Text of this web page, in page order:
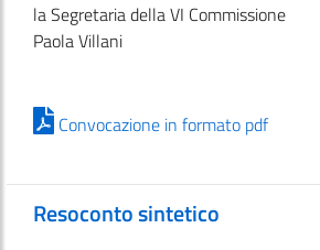
la Segretaria della VI Commissione
Paola Villani
Convocazione in formato pdf
Resoconto sintetico